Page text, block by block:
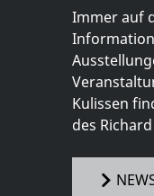
Immer auf
Kulissen
des